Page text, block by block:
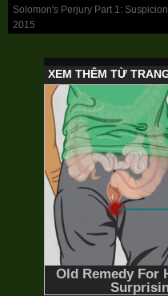
Solomon's Perjury Part 1: Suspicion
2015